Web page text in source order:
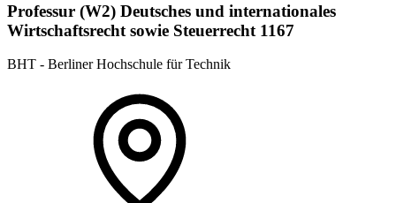
Professur (W2) Deutsches und internationales
Wirtschaftsrecht sowie Steuerrecht 1167
BHT - Berliner Hochschule für Technik